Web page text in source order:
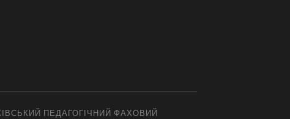
ПЕДАГОГІЧНИЙ ФАХОВИЙ